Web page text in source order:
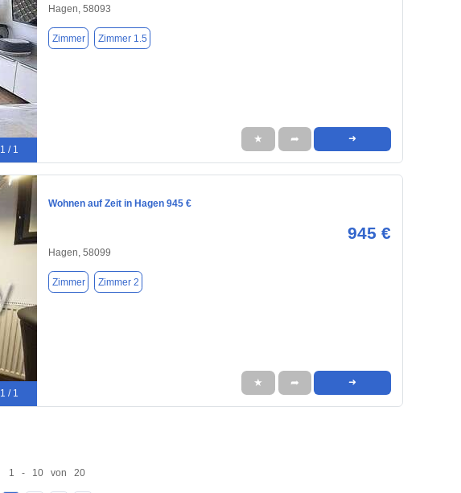
1 / 1
Hagen, 58093
Zimmer Zimmer 1.5
★ ➦ ➜
1 / 1
Wohnen auf Zeit in Hagen 945 €
945 €
Hagen, 58099
Zimmer Zimmer 2
★ ➦ ➜
1 - 10 von 20